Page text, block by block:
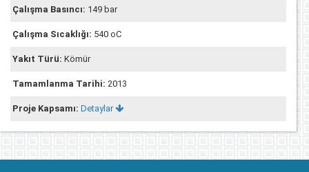
Çalışma Basıncı: 149 bar
Çalışma Sıcaklığı: 540 oC
Yakıt Türü: Kömür
Tamamlanma Tarihi: 2013
Proje Kapsamı: Detaylar